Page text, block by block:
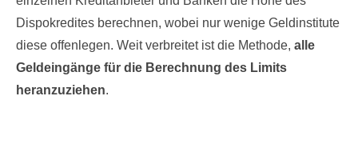
Dispokredites berechnen, wobei nur wenige Geldinstitute
diese offenlegen. Weit verbreitet ist die Methode, alle
Geldeingänge für die Berechnung des Limits
heranzuziehen.